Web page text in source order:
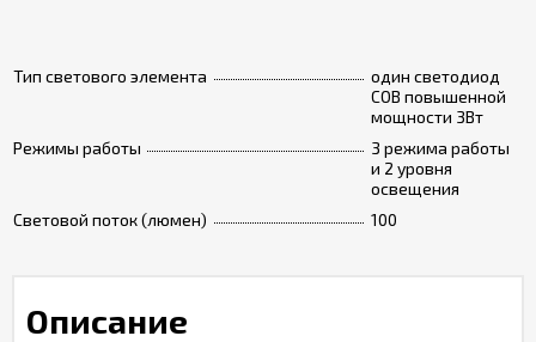
Тип светового элемента
один светодиод
COB повышенной
мощности 3Вт
Режимы работы
3 режима работы
и 2 уровня
освещения
Световой поток (люмен)
100
Описание